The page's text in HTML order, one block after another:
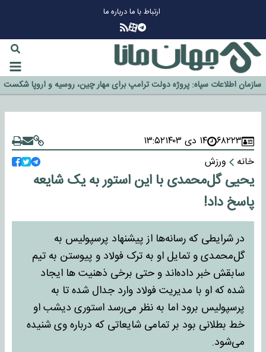
ارتباط با مادرباره ما
گزینه جدایی اوسمار روی میز مدیران پرسپولیس
آیا رئیس جمهور آمریکا قانون را دور می‌زند؟
اخراج رسمی چهره نامدار از پرسپولیس
سازمان اطلاعات سپاه: پروژه دولت ترامپ برای مهار چین، روسیه و اروپا شکست
خورد
۶۸۲۲۳ ۱۴ دی ۱۴۰۳
۱۳:۵۲
خانه
ورزش
یحیی گل‌محمدی با این استور به یک شایعه
پاسخ داد!
در شرایطی که رسانه‌ها از پیشنهاد پرسپولیس به
گل‌محمدی و تمایل او به ترک فولاد و پیوستن به تیم
سابقش خبر داده‌اند و حتی برخی ذهنیت ها ایجاد
شده که او با مدیریت فولاد وارد جدال شده تا به
پرسپولیس برود اما به نظر می‌رسد استوری دیشب او
خط بطلانی بود بر تمامی شایعاتی که درباره‌ وی شنیده
می‌شود.